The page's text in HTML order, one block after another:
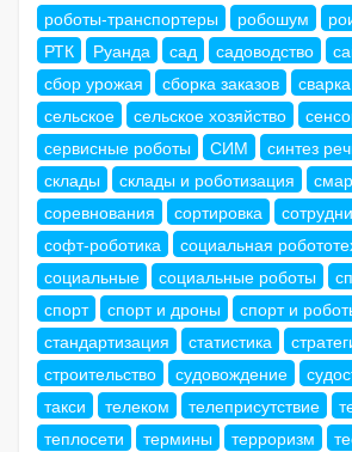
роботы-транспортеры
робошум
РТК
Руанда сад садоводство
сбор урожая
сборка заказов сварка
сельское
сельское хозяйство
сервисные роботы
СИМ синтез
склады
склады и роботизация
соревнования
сортировка
софт-роботика
социальная
социальные
социальные роботы
спорт
спорт и дроны спорт и
стандартизация
статистика
строительство
судовождение
такси
телеком телеприсутствие
теплосети
термины терроризм